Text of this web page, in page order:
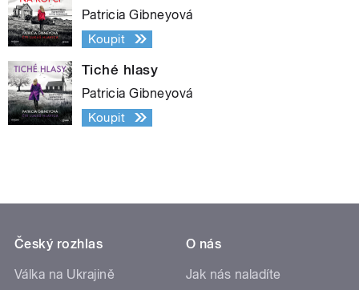
Patricia Gibneyová
Koupit
Tiché hlasy
Patricia Gibneyová
Koupit
Český rozhlas
Válka na Ukrajině
O nás
Jak nás naladíte